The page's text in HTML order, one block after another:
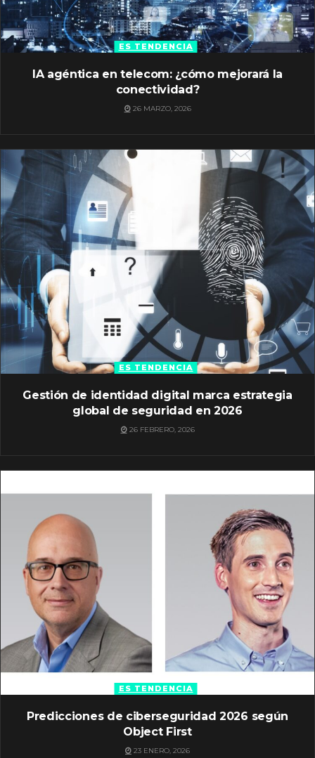
ES TENDENCIA
IA agéntica en telecom: ¿cómo mejorará la
conectividad?
26 MARZO, 2026
ES TENDENCIA
Gestión de identidad digital marca estrategia
global de seguridad en 2026
26 FEBRERO, 2026
ES TENDENCIA
Predicciones de ciberseguridad 2026 según
Object First
23 ENERO, 2026